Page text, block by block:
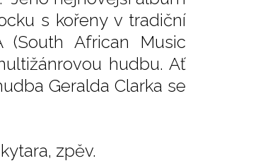
s kořeny v tradiční
(South African Music
hudbu. Ať
Geralda Clarka se
zpěv.